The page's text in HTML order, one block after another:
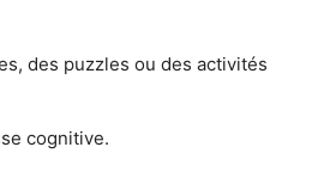
des puzzles ou des activités
cognitive.